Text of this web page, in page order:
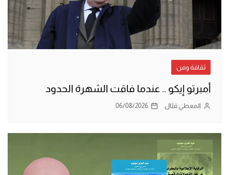
ثقافة وفن
أمبرتو إيكو .. عندما فاقت الشهرة الحدود
المعطي قبّال 06/08/2026